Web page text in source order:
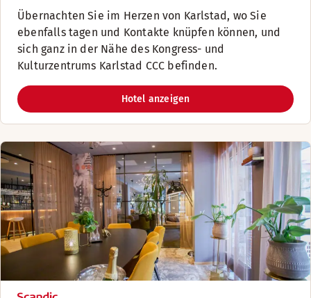
Übernachten Sie im Herzen von Karlstad, wo Sie
ebenfalls tagen und Kontakte knüpfen können, und
sich ganz in der Nähe des Kongress- und
Kulturzentrums Karlstad CCC befinden.
Hotel anzeigen